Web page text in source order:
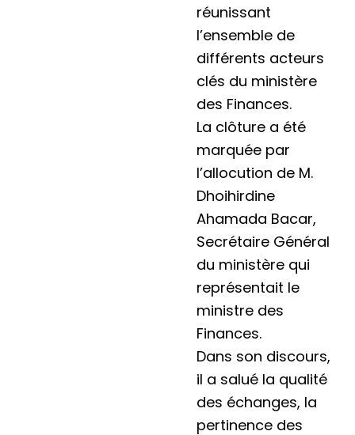
réunissant
l’ensemble de
différents acteurs
clés du ministère
des Finances.
La clôture a été
marquée par
l’allocution de M.
Dhoihirdine
Ahamada Bacar,
Secrétaire Général
du ministère qui
représentait le
ministre des
Finances.
Dans son discours,
il a salué la qualité
des échanges, la
pertinence des